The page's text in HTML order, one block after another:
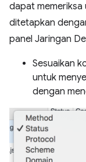
dapat
ditetapkan
panel Jaringan
Sesuaikan
untuk
dengan